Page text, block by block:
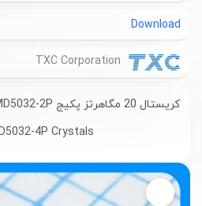
Download
کریستال 20 مگاهرتز پکیج SMD5032-2P
4P Crystals